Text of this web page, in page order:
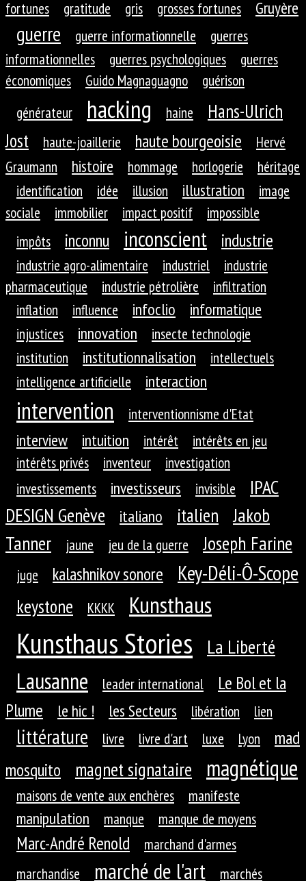
fortunes
gratitude gris grosses fortunes Gruyère
guerre guerre informationnelle
guerres
informationnelles
guerres psychologiques
guerres
économiques
Guido Magnaguagno
guérison
générateur
hacking haine
Hans-Ulrich
Jost
haute-joaillerie haute bourgeoisie
Hervé
Graumann
histoire hommage horlogerie
héritage
identification
idée illusion illustration
image
sociale
immobilier impact positif
impossible
impôts
inconnu inconscient industrie
industrie agro-alimentaire industriel
industrie
pharmaceutique
industrie pétrolière
infiltration
inflation
influence infoclio informatique
injustices innovation
insecte technologie
institution
institutionnalisation
intellectuels
intelligence artificielle
interaction
intervention interventionnisme d'Etat
interview intuition intérêt
intérêts en jeu
intérêts privés
inventeur
investigation
investissements
investisseurs invisible
IPAC
DESIGN Genève
italiano italien
Jakob
Tanner
jaune jeu de la guerre Joseph Farine
juge kalashnikov sonore Key-Déli-Ô-Scope
keystone KKKK Kunsthaus
Kunsthaus Stories La Liberté
Lausanne leader international
Le Bol et la
Plume
le hic ! les Secteurs libération lien
littérature livre livre d'art luxe Lyon
mad
mosquito
magnet signataire magnétique
maisons de vente aux enchères manifeste
manipulation manque manque de moyens
Marc-André Renold
marchand d'armes
marchandise
marché de l'art marchés